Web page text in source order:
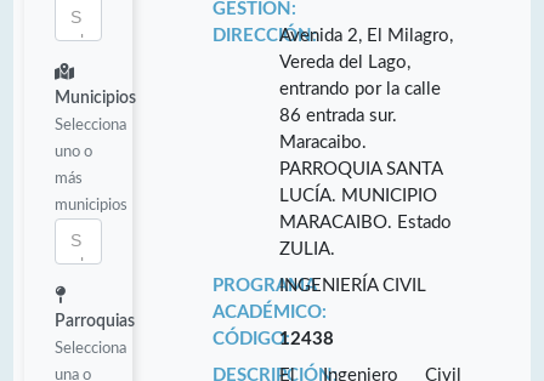
Municipios
Selecciona
uno o
más
municipios
Parroquias
Selecciona
una o
GESTIÓN:
DIRECCIÓN:Avenida 2, El Milagro,
Vereda del Lago,
entrando por la calle
86 entrada sur.
Maracaibo.
PARROQUIA SANTA
LUCÍA. MUNICIPIO
MARACAIBO. Estado
ZULIA.
PROGRAMA
ACADÉMICO:
INGENIERÍA CIVIL
CÓDIGO:12438
DESCRIPCIÓN:El Ingeniero Civil